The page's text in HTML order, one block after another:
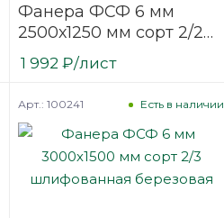
Фанера ФСФ 6 мм
2500х1250 мм сорт 2/2
шлифованная
березовая
1 992 ₽/лист
Есть в наличии
Арт.: 100241